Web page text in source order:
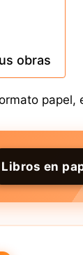
obras
Libros en